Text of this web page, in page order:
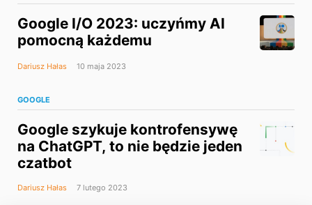
Google I/O 2023: uczyńmy AI
pomocną każdemu
Dariusz Hałas 10 maja 2023
GOOGLE
Google szykuje kontrofensywę
na ChatGPT, to nie będzie jeden
czatbot
Dariusz Hałas 7 lutego 2023